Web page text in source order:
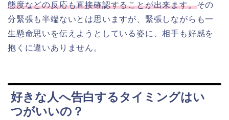
態度などの反応も直接確認することが出来ます。その
分緊張も半端ないとは思いますが、緊張しながらも一
生懸命思いを伝えようとしている姿に、相手も好感を
抱くに違いありません。
好きな人へ告白するタイミングはい
つがいいの？